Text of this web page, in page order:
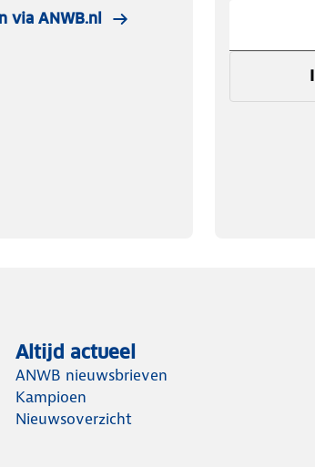
via ANWB.nl
Altijd actueel
ANWB nieuwsbrieven
Kampioen
Nieuwsoverzicht